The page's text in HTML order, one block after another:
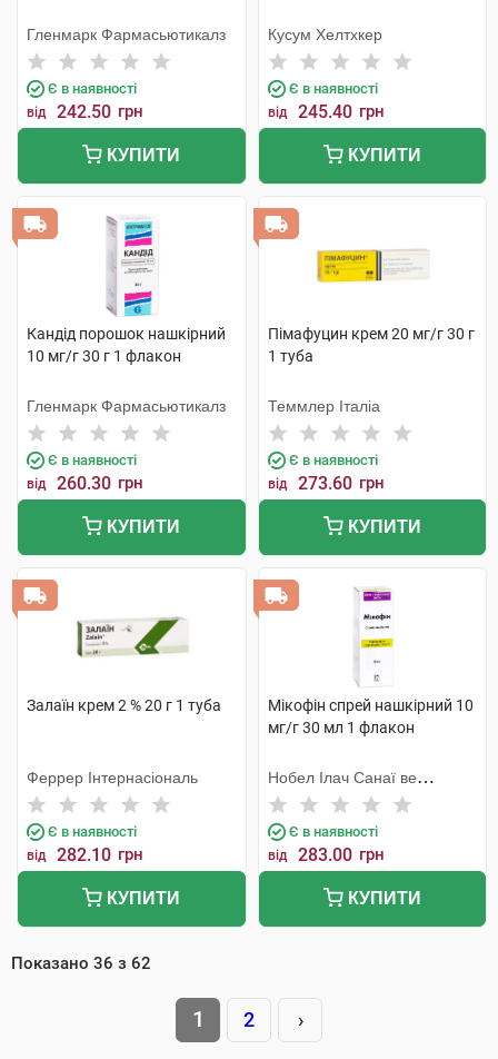
Гленмарк Фармасьютикалз
Є в наявності
від 242.50 грн
КУПИТИ
Кусум Хелтхкер
Є в наявності
від 245.40 грн
КУПИТИ
Кандід порошок нашкірний
10 мг/г 30 г 1 флакон
Гленмарк Фармасьютикалз
Є в наявності
від 260.30 грн
КУПИТИ
Пімафуцин крем 20 мг/г 30 г
1 туба
Теммлер Італіа
Є в наявності
від 273.60 грн
КУПИТИ
Залаїн крем 2 % 20 г 1 туба
Феррер Інтернасіональ
Є в наявності
від 282.10 грн
КУПИТИ
Мікофін спрей нашкірний 10
мг/г 30 мл 1 флакон
Нобел Ілач Санаї ве
Тіджарет
Є в наявності
від 283.00 грн
КУПИТИ
Показано 36 з 62
1 2 ›